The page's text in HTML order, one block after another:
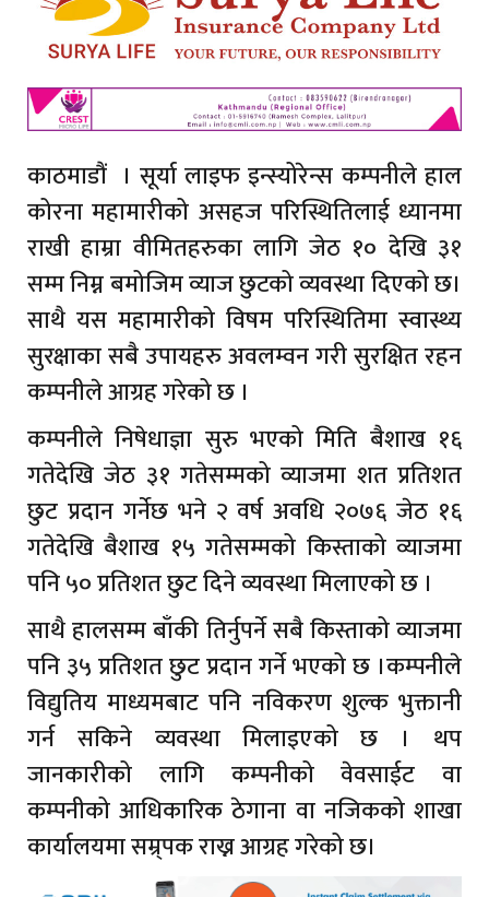
काठमाडौं । सूर्या लाइफ इन्स्योरेन्स कम्पनीले हाल
कोरना महामारीको असहज परिस्थितिलाई ध्यानमा
राखी हाम्रा वीमितहरुका लागि जेठ १० देखि ३१
सम्म निम्न बमोजिम व्याज छुटको व्यवस्था दिएको छ।
साथै यस महामारीको विषम परिस्थितिमा स्वास्थ्य
सुरक्षाका सबै उपायहरु अवलम्वन गरी सुरक्षित रहन
कम्पनीले आग्रह गरेको छ ।
कम्पनीले निषेधाज्ञा सुरु भएको मिति बैशाख १६
गतेदेखि जेठ ३१ गतेसम्मको व्याजमा शत प्रतिशत
छुट प्रदान गर्नेछ भने २ वर्ष अवधि २०७६ जेठ १६
गतेदेखि बैशाख १५ गतेसम्मको किस्ताको व्याजमा
पनि ५० प्रतिशत छुट दिने व्यवस्था मिलाएको छ ।
साथै हालसम्म बाँकी तिर्नुपर्ने सबै किस्ताको व्याजमा
पनि ३५ प्रतिशत छुट प्रदान गर्ने भएको छ ।कम्पनीले
विद्युतिय माध्यमबाट पनि नविकरण शुल्क भुक्तानी
गर्न सकिने व्यवस्था मिलाइएको छ । थप
जानकारीको लागि कम्पनीको वेवसाईट वा
कम्पनीको आधिकारिक ठेगाना वा नजिकको शाखा
कार्यालयमा सम्र्पक राख्न आग्रह गरेको छ।